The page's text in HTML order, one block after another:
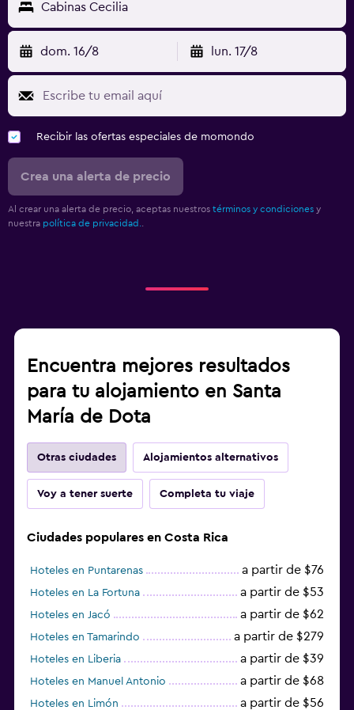
Cabinas Cecilia
dom. 16/8 lun. 17/8
Recibir las ofertas especiales de momondo
Crea una alerta de precio
Al crear una alerta de precio, aceptas nuestros términos y condiciones y
nuestra política de privacidad.
Encuentra mejores resultados
para tu alojamiento en Santa
María de Dota
Otras ciudades Alojamientos alternativos
Voy a tener suerte Completa tu viaje
Ciudades populares en Costa Rica
Hoteles en Puntarenas a partir de $76
Hoteles en La Fortuna a partir de $53
Hoteles en Jacó a partir de $62
Hoteles en Tamarindo a partir de $279
Hoteles en Liberia a partir de $39
Hoteles en Manuel Antonio a partir de $68
Hoteles en Limón a partir de $56